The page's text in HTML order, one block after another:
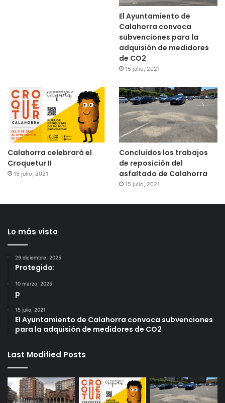
El Ayuntamiento de
Calahorra convoca
subvenciones para la
adquisión de medidores
de CO2
15 julio, 2021
Calahorra celebrará el
Croquetur II
15 julio, 2021
Concluidos los trabajos
de reposición del
asfaltado de Calahorra
15 julio, 2021
Lo más visto
29 diciembre, 2025
Protegido:
10 marzo, 2025
p
15 julio, 2021
El Ayuntamiento de Calahorra convoca subvenciones
para la adquisión de medidores de CO2
Last Modified Posts